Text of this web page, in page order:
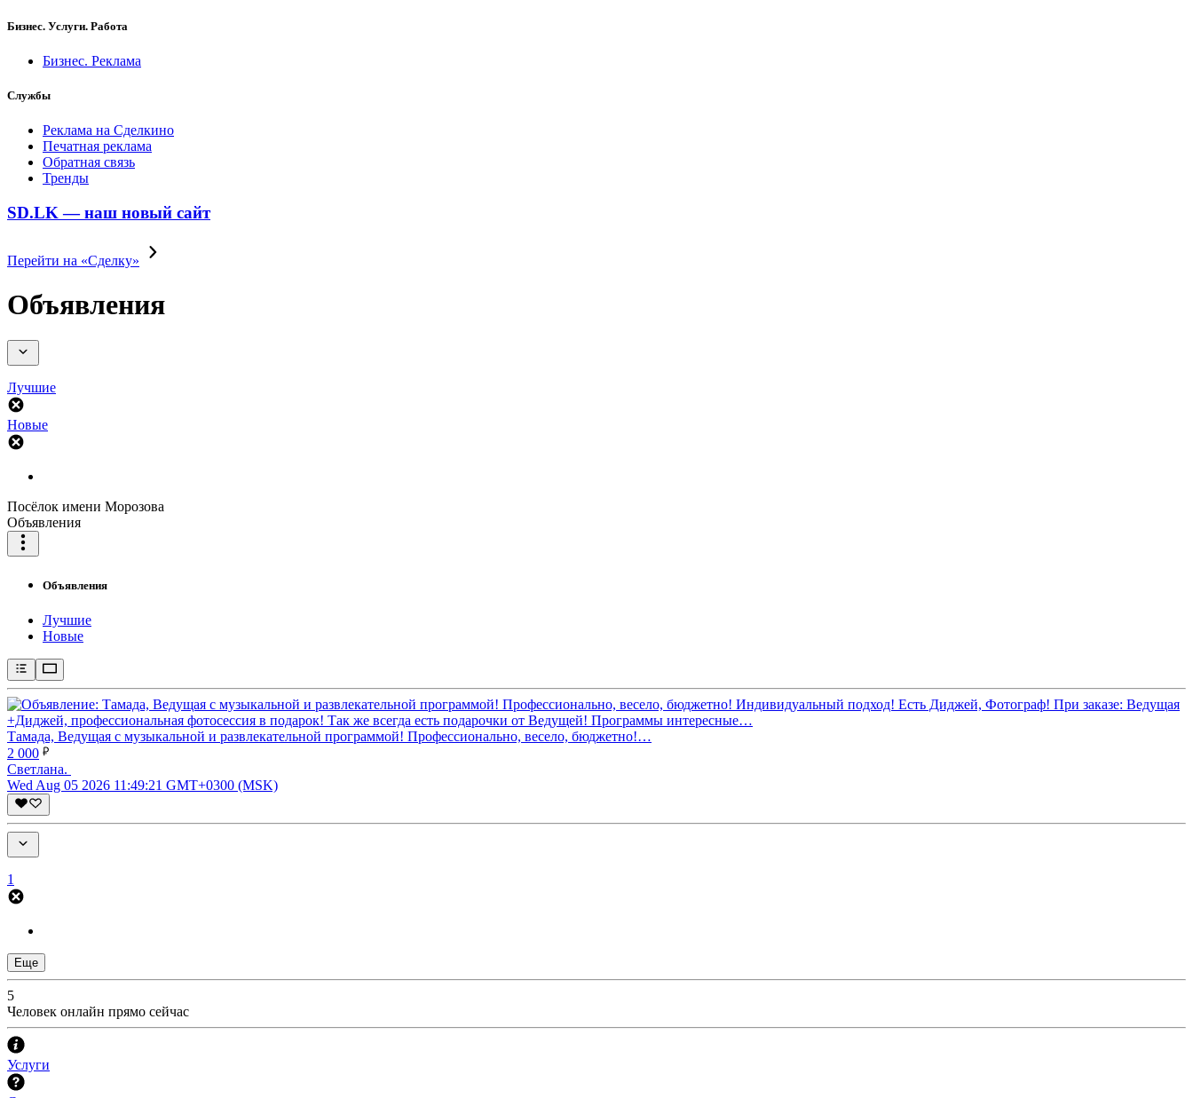
Бизнес. Услуги. Работа
Бизнес. Реклама
Службы
Реклама на Сделкино
Печатная реклама
Обратная связь
Тренды
SD.LK — наш новый сайт
Перейти на «Сделку»
Объявления
Лучшие
Новые
Посёлок имени Морозова
Объявления
Объявления
Лучшие
Новые
Тамада, Ведущая с музыкальной и развлекательной программой! Профессионально, весело, бюджетно!…
2 000
Светлана.
Wed Aug 05 2026 11:49:21 GMT+0300 (MSK)
1
Еще
5
Человек онлайн прямо сейчас
Услуги